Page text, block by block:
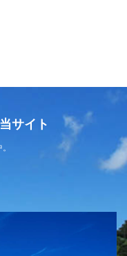
サイト